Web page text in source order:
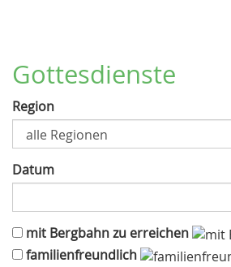
Gottesdienste
Region
Datum
mit Bergbahn zu erreichen
familienfreundlich